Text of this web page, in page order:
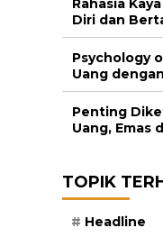
Rahasia
Diri dan
Psychology
Uang
Penting
Uang, Emas
TOPIK
Headline